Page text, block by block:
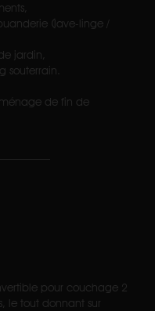
(lave-linge /
jardin,
souterrain.
de fin de
pour couchage 2
le tout donnant sur